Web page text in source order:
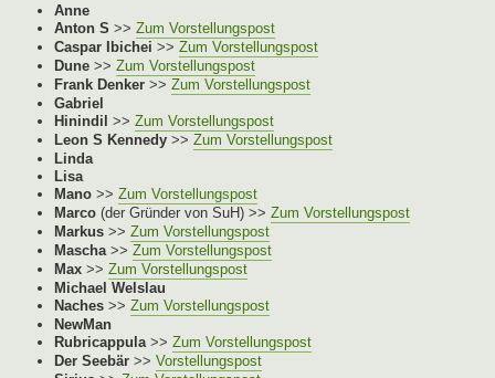
Anne
Anton S >> Zum Vorstellungspost
Caspar Ibichei >> Zum Vorstellungspost
Dune >> Zum Vorstellungspost
Frank Denker >> Zum Vorstellungspost
Gabriel
Hinindil >> Zum Vorstellungspost
Leon S Kennedy >> Zum Vorstellungspost
Linda
Lisa
Mano >> Zum Vorstellungspost
Marco (der Gründer von SuH) >> Zum Vorstellungspost
Markus >> Zum Vorstellungspost
Mascha >> Zum Vorstellungspost
Max >> Zum Vorstellungspost
Michael Welslau
Naches >> Zum Vorstellungspost
NewMan
Rubricappula >> Zum Vorstellungspost
Der Seebär >> Vorstellungspost